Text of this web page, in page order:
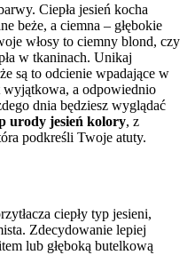
Ciepła jesień kocha
beże, a ciemna – głębokie
włosy to ciemny blond, czy
w tkaninach. Unikaj
są to odcienie wpadające w
wyjątkowa, a odpowiednio
dnia będziesz wyglądać
urody jesień kolory, z
podkreśli Twoje atuty.
ciepły typ jesieni,
Zdecydowanie lepiej
lub głęboką butelkową